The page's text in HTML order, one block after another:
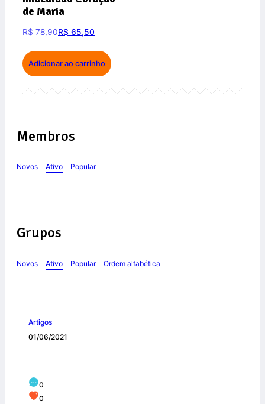
de Maria
R$78,90R$ 65,50
Adicionar ao carrinho
Membros
Novos Ativo Popular
Grupos
Novos Ativo Popular Ordem alfabética
Artigos
01/06/2021
0
0